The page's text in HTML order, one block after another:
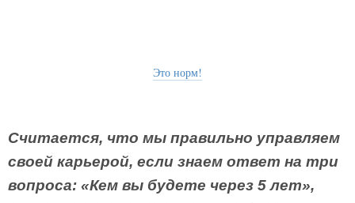
Это норм!
Считается, что мы правильно управляем
своей карьерой, если знаем ответ на три
вопроса: «Кем вы будете через 5 лет»,